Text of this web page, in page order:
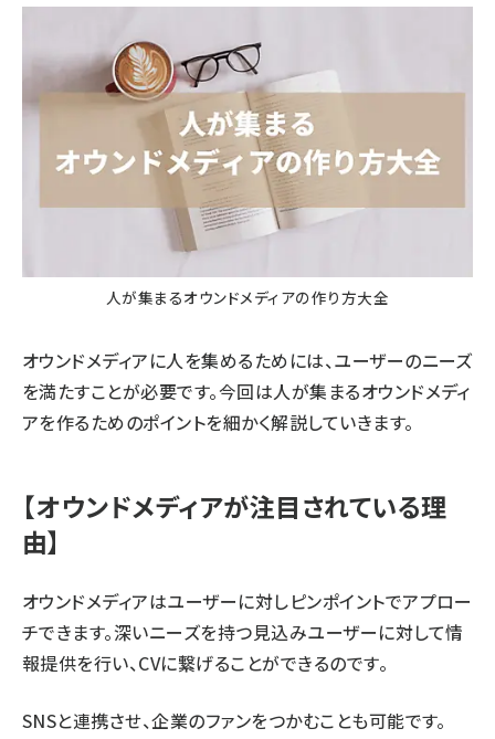
人が集まるオウンドメディアの作り方大全
オウンドメディアに人を集めるためには、ユーザーのニーズ
を満たすことが必要です。今回は人が集まるオウンドメディ
アを作るためのポイントを細かく解説していきます。
【オウンドメディアが注目されている理
由】
オウンドメディアはユーザーに対しピンポイントでアプロー
チできます。深いニーズを持つ見込みユーザーに対して情
報提供を行い、CVに繋げることができるのです。
SNSと連携させ、企業のファンをつかむことも可能です。